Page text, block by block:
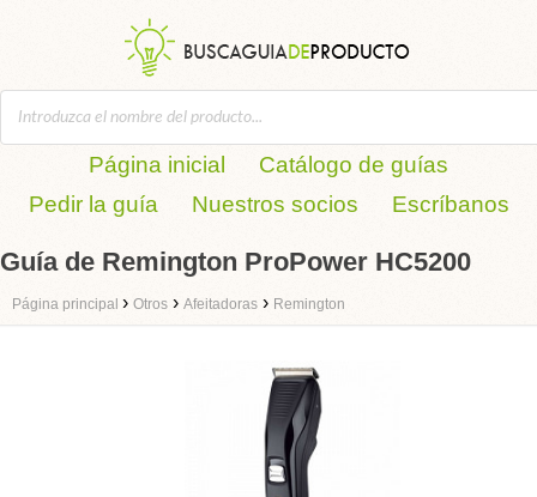
Página inicial
Catálogo de guías
Pedir la guía
Nuestros socios Escríbanos
Guía de Remington ProPower HC5200
Página principal › Otros › Afeitadoras › Remington